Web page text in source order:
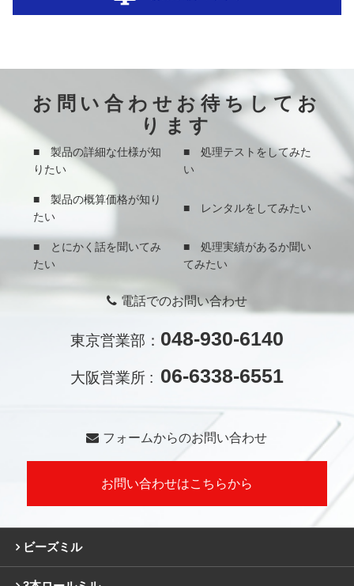
お問い合わせお待ちしてお
ります
■ 製品の詳細な仕様が知
りたい
■ 処理テストをしてみた
い
■ 製品の概算価格が知り
たい
■ レンタルをしてみたい
■ とにかく話を聞いてみ
たい
■ 処理実績があるか聞い
てみたい
電話でのお問い合わせ
東京営業部： 048-930-6140
大阪営業所 : 06-6338-6551
フォームからのお問い合わせ
お問い合わせはこちらから
ビーズミル